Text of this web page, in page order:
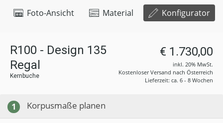
Foto-Ansicht Material Konfigurator
R100 - Design 135
Regal
Kernbuche
€ 1.730,00
inkl. 20% MwSt.
Kostenloser Versand nach Österreich
Lieferzeit: ca. 6 - 8 Wochen
1 Korpusmaße planen